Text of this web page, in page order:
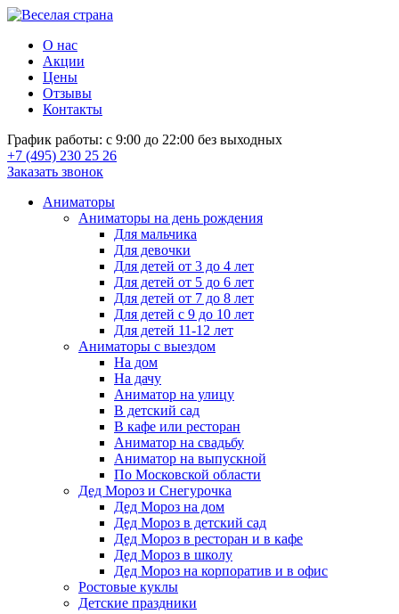
О нас
Акции
Цены
Отзывы
Контакты
График работы: с 9:00 до 22:00 без выходных
+7 (495) 230 25 26
Заказать звонок
Аниматоры
Аниматоры на день рождения
Для мальчика
Для девочки
Для детей от 3 до 4 лет
Для детей от 5 до 6 лет
Для детей от 7 до 8 лет
Для детей с 9 до 10 лет
Для детей 11-12 лет
Аниматоры с выездом
На дом
На дачу
Аниматор на улицу
В детский сад
В кафе или ресторан
Аниматор на свадьбу
Аниматор на выпускной
По Московской области
Дед Мороз и Снегурочка
Дед Мороз на дом
Дед Мороз в детский сад
Дед Мороз в ресторан и в кафе
Дед Мороз в школу
Дед Мороз на корпоратив и в офис
Ростовые куклы
Детские праздники